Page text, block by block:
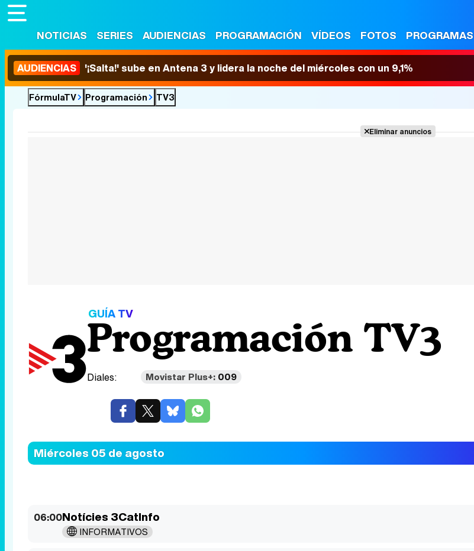
NOTICIAS SERIES AUDIENCIAS PROGRAMACIÓN VÍDEOS FOTOS PROGRAMAS
AUDIENCIAS '¡Salta!' sube en Antena 3 y lidera la noche del miércoles con un 9,1%
FórmulaTV Programación TV3
Eliminar anuncios
GUÍA TV
Programación TV3
Diales: Movistar Plus+: 009
Miércoles 05 de agosto
06:00Notícies 3CatInfo
INFORMATIVOS